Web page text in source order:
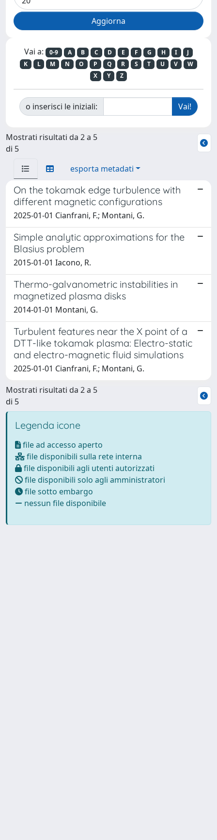
Vai a: 0-9 A B C D E F G H I
J
K
L M N O P Q R S T U V
W
X
Y Z
o inserisci le iniziali:
Mostrati risultati da 2 a 5
di 5
esporta metadati
On the tokamak edge turbulence with
different magnetic configurations
2025-01-01 Cianfrani, F.; Montani, G.
Simple analytic approximations for the
Blasius problem
2015-01-01 Iacono, R.
Thermo-galvanometric instabilities in
magnetized plasma disks
2014-01-01 Montani, G.
Turbulent features near the X point of a
DTT-like tokamak plasma: Electro-static
and electro-magnetic fluid simulations
2025-01-01 Cianfrani, F.; Montani, G.
Mostrati risultati da 2 a 5
di 5
Legenda icone
file ad accesso aperto
file disponibili sulla rete interna
file disponibili agli utenti autorizzati
file disponibili solo agli amministratori
file sotto embargo
nessun file disponibile